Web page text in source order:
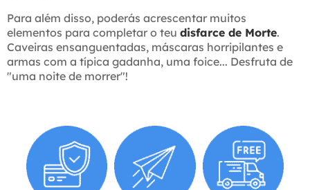
Para além disso, poderás acrescentar muitos
elementos para completar o teu disfarce de Morte.
Caveiras ensanguentadas, máscaras horripilantes e
armas com a típica gadanha, uma foice... Desfruta de
"uma noite de morrer"!